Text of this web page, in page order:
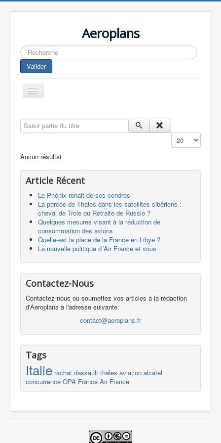
Aeroplans
Rechercher
Valider
Toggle
Navigation
Aviation Commerciale
Europespace
Drones
Saisir partie du titre
Affichage #
Aucun résultat
Article Récent
Le Phénix renait de ses cendres
La percée de Thales dans les satellites sibériens :
cheval de Troie ou Retraite de Russie ?
Quelques mesures visant à la réduction de
consommation des avions
Quelle-est la place de la France en Libye ?
La nouvelle politique d´Air France et vous
Contactez-Nous
Contactez-nous ou soumettez vos articles à la rédaction
d'Aeroplans à l'adresse suivante:
contact@aeroplans.fr
Tags
Italie rachat dassault thales aviation alcatel
concurrence OPA France Air France